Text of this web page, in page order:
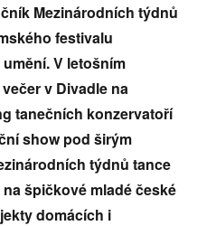
Mezinárodních týdnů
festivalu
V letošním
v Divadle na
tanečních konzervatoří
show pod širým
týdnů tance
špičkové mladé české
domácích i